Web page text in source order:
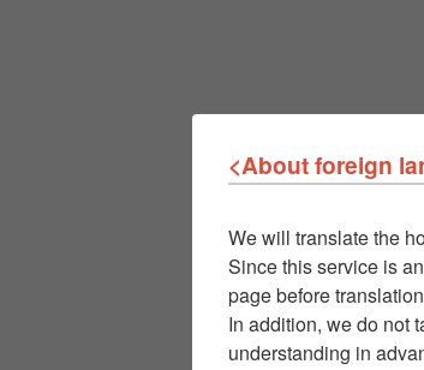
<About foreign
We will translate the
Since this service is
page before
In addition, we do not
understanding in